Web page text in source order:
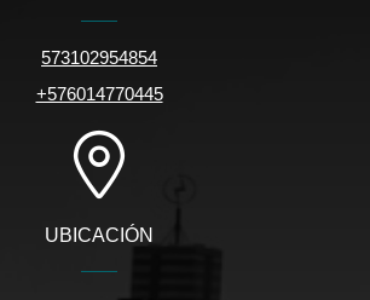
573102954854
+576014770445
UBICACIÓN